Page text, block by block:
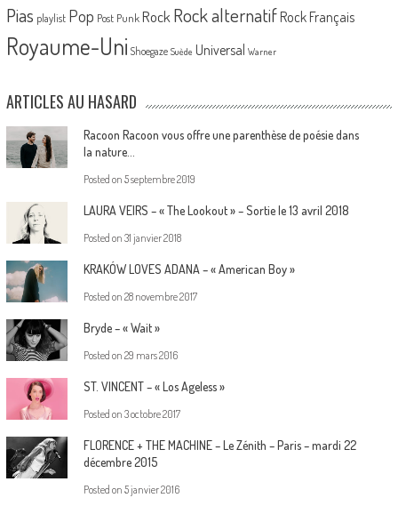
Pias playlist Pop Post Punk Rock Rock alternatif Rock Français
Royaume-Uni Shoegaze Suède Universal Warner
ARTICLES AU HASARD
Racoon Racoon vous offre une parenthèse de poésie dans
la nature…
Posted on 5 septembre 2019
LAURA VEIRS – « The Lookout » – Sortie le 13 avril 2018
Posted on 31 janvier 2018
KRAKÓW LOVES ADANA – « American Boy »
Posted on 28 novembre 2017
Bryde – « Wait »
Posted on 29 mars 2016
ST. VINCENT – « Los Ageless »
Posted on 3 octobre 2017
FLORENCE + THE MACHINE – Le Zénith – Paris – mardi 22
décembre 2015
Posted on 5 janvier 2016